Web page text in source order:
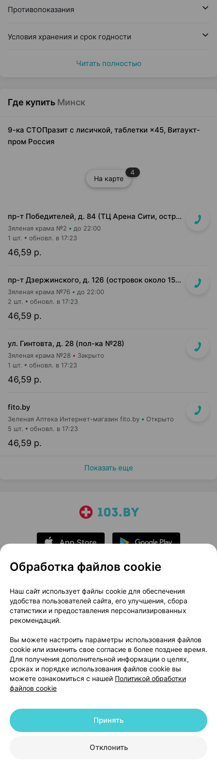
Противопоказания
Условия хранения и срок годности
Читать полностью
Где купить Минск
9-ка СТОПразит с лисичкой, таблетки ×45, Витаукт-
пром Россия
На карте
4
пр-т Победителей, д. 84 (ТЦ Арена Сити, островок напротив касс)
Зяленая крама №2 до 22:00
46,59 р.
1 шт. обновл. в 17:23
пр-т Дзержинского, д. 126 (островок около 15-16 кассы)
Зяленая крама №76 до 22:00
46,59 р.
2 шт. обновл. в 17:23
ул. Гинтовта, д. 28 (пол-ка №28)
Зяленая крама №28 Закрыто
46,59 р.
1 шт. обновл. в 17:23
fito.by
Зеленая Аптека Интернет-магазин fito.by Открыто
46,59 р.
5 шт. обновл. в 17:23
Показать еще
О проекте
Новости проекта
Размещение рекламы
Медицинский маркетинг
Публичный договор
Доставка
Способы оплаты
Вакансии
Партнеры
Написать руководителю 103.by
Написать в поддержку
Персональные настройки Cookie
© 2026 ООО «Артокс Лаб», УНП 191700409 | 220012, Республика Беларусь,
+375 291212755
Обработка файлов cookie
Наш сайт использует файлы cookie для обеспечения
удобства пользователей сайта, его улучшения, сбора
статистики и предоставления персонализированных
рекомендаций.
Вы можете настроить параметры использования файлов
cookie или изменить свое согласие в более позднее время.
Для получения дополнительной информации о целях,
сроках и порядке использования файлов cookie вы
можете ознакомиться с нашей Политикой обработки
файлов cookie
Отклонить
Принять